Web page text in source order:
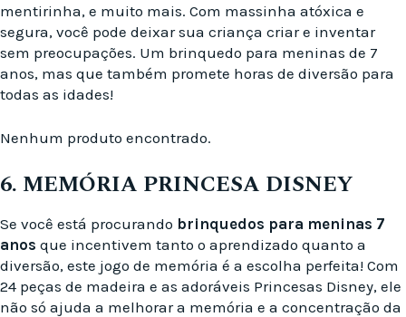
mentirinha, e muito mais. Com massinha atóxica e
segura, você pode deixar sua criança criar e inventar
sem preocupações. Um brinquedo para meninas de 7
anos, mas que também promete horas de diversão para
todas as idades!
Nenhum produto encontrado.
6. MEMÓRIA PRINCESA DISNEY
Se você está procurando brinquedos para meninas 7
anos que incentivem tanto o aprendizado quanto a
diversão, este jogo de memória é a escolha perfeita! Com
24 peças de madeira e as adoráveis Princesas Disney, ele
não só ajuda a melhorar a memória e a concentração da